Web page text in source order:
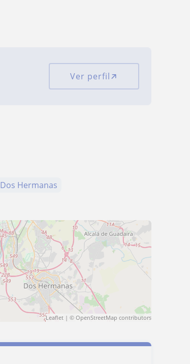
Ver perfil
Dos Hermanas
Leaflet| © OpenStreetMap contributors